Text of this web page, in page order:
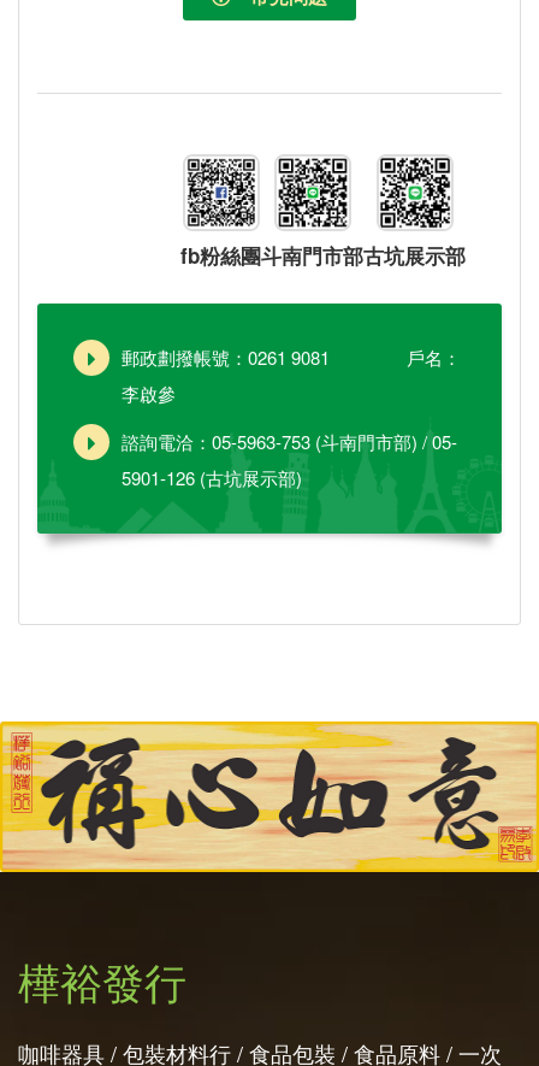
fb粉絲團斗南門市部古坑展示部
郵政劃撥帳號：0261 9081 戶名：
李啟參
諮詢電洽：05-5963-753 (斗南門市部) / 05-
5901-126 (古坑展示部)
樺裕發行
咖啡器具 / 包裝材料行 / 食品包裝 / 食品原料 / 一次